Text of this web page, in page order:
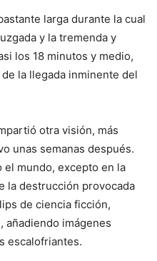
larga durante la cual
y la tremenda y
los 18 minutos y medio,
la llegada inminente del
otra visión, más
unas semanas después.
el mundo, excepto en la
la destrucción provocada
de ciencia ficción,
añadiendo imágenes
escalofriantes.